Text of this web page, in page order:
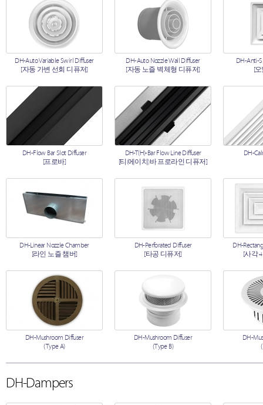
DH-Auto Variable Swirl Diffuser
[자동 가변 선회 디퓨저]
DH-Auto Nozzle Wall Diffuser
[자동 노즐 벽체형 디퓨저]
DH-Anti-
[
DH-Flow Bar Slot Diffuser
[프로바]
DH-T(H)-Bar Flow Line Diffuser
[티(에이치)바 프로라인 디퓨저]
DH-
DH-Linear Nozzle Chamber
[라인 노즐 챔버]
DH-Perforated Diffuser
[타공 디퓨저]
DH-
[사각
DH-Mushroom Diffuser
(Type A)
DH-Mushroom Diffuser
(Type B)
DH-
DH-Dampers